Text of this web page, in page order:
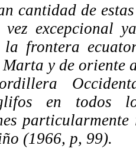
cantidad de
excepcional
la frontera
y de oriente
en todos
(1966, p, 99).